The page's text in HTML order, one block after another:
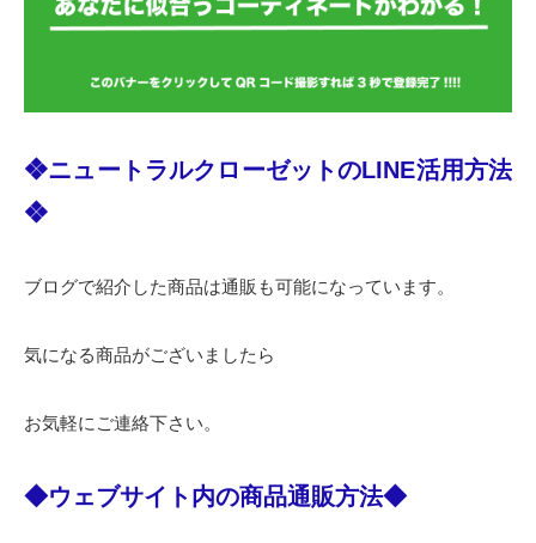
❖ニュートラルクローゼットのLINE活用方法
❖
ブログで紹介した商品は通販も可能になっています。
気になる商品がございましたら
お気軽にご連絡下さい。
◆ウェブサイト内の商品通販方法◆